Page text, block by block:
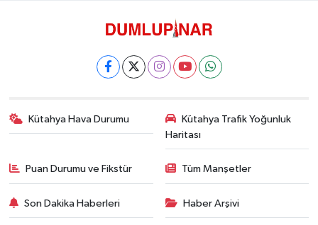
Kütahya Hava Durumu
Kütahya Trafik Yoğunluk
Haritası
Puan Durumu ve Fikstür Tüm Manşetler
Son Dakika Haberleri Haber Arşivi